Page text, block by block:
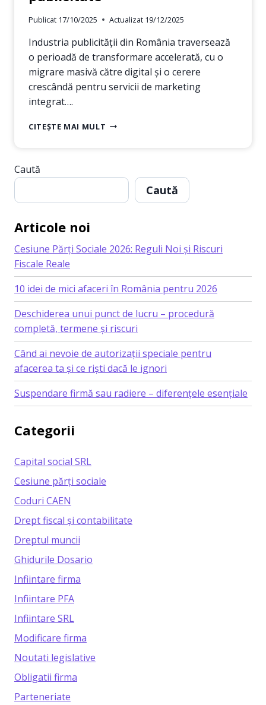
Publicat 17/10/2025 Actualizat 19/12/2025
Industria publicității din România traversează
o perioadă de transformare accelerată, cu o
migrare masivă către digital și o cerere
crescândă pentru servicii de marketing
integrat….
CITEȘTE MAI MULT GHID
FIRME
AGENȚII
DE
Caută
Caută
Articole noi
Cesiune Părți Sociale 2026: Reguli Noi și Riscuri
Fiscale Reale
10 idei de mici afaceri în România pentru 2026
Deschiderea unui punct de lucru – procedură
completă, termene și riscuri
Când ai nevoie de autorizații speciale pentru
afacerea ta și ce riști dacă le ignori
Suspendare firmă sau radiere – diferențele esențiale
Categorii
Capital social SRL
Cesiune părți sociale
Coduri CAEN
Drept fiscal și contabilitate
Dreptul muncii
Ghidurile Dosario
Infiintare firma
Infiintare PFA
Infiintare SRL
Modificare firma
Noutati legislative
Obligatii firma
Parteneriate